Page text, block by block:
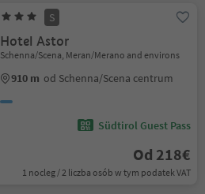
S
Hotel Astor
Schenna/Scena, Meran/Merano and environs
910 m od Schenna/Scena centrum
Südtirol Guest Pass
Od 218€
1 nocleg / 2 liczba osób w tym podatek VAT